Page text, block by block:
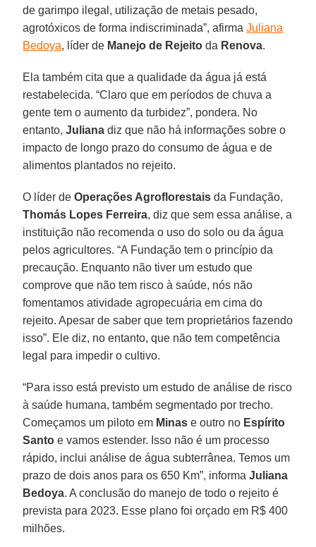
de garimpo ilegal, utilização de metais pesado,
agrotóxicos de forma indiscriminada”, afirmaJuliana
Bedoya, líder de Manejo de Rejeito da Renova.
Ela também cita que a qualidade da água já está
restabelecida. “Claro que em períodos de chuva a
gente tem o aumento da turbidez”, pondera. No
entanto,Juliana diz que não há informações sobre o
impacto de longo prazo do consumo de água e de
alimentos plantados no rejeito.
O líder deOperações Agroflorestaisda Fundação,
Thomás Lopes Ferreira, diz que sem essa análise, a
instituição não recomenda o uso do solo ou da água
pelos agricultores. “A Fundação tem o princípio da
precaução. Enquanto não tiver um estudo que
comprove que não tem risco à saúde, nós não
fomentamos atividade agropecuária em cima do
rejeito. Apesar de saber que tem proprietários fazendo
isso”. Ele diz, no entanto, que não tem competência
legal para impedir o cultivo.
“Para isso está previsto um estudo de análise de risco
à saúde humana, também segmentado por trecho.
Começamos um piloto em Minas e outro no Espírito
Santo e vamos estender. Isso não é um processo
rápido, inclui análise de água subterrânea. Temos um
prazo de dois anos para os 650 Km”, informaJuliana
Bedoya. A conclusão do manejo de todo o rejeito é
prevista para 2023. Esse plano foi orçado em R$ 400
milhões.